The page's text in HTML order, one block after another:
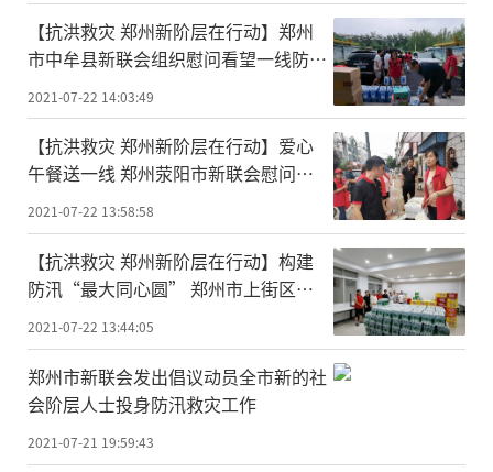
【抗洪救灾 郑州新阶层在行动】郑州
市中牟县新联会组织慰问看望一线防汛
2021-07-22 14:03:49
【抗洪救灾 郑州新阶层在行动】爱心
午餐送一线 郑州荥阳市新联会慰问一
线防汛人员
2021-07-22 13:58:58
【抗洪救灾 郑州新阶层在行动】构建
防汛“最大同心圆” 郑州市上街区新
的社会阶层人士捐赠救灾物资
2021-07-22 13:44:05
郑州市新联会发出倡议动员全市新的社
会阶层人士投身防汛救灾工作
2021-07-21 19:59:43